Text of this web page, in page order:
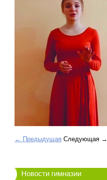
← Предыдущая Следующая →
Новости гимназии